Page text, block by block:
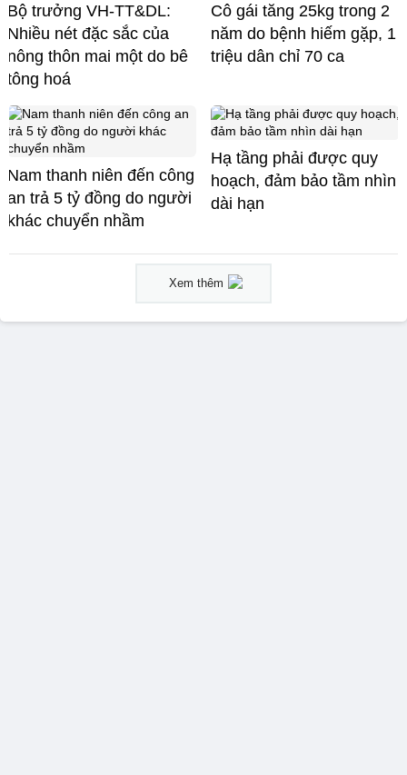
Bộ trưởng VH-TT&DL:
Nhiều nét đặc sắc của
nông thôn mai một do bê
tông hoá
Cô gái tăng 25kg trong 2
năm do bệnh hiếm gặp, 1
triệu dân chỉ 70 ca
Nam thanh niên đến công
an trả 5 tỷ đồng do người
khác chuyển nhầm
Hạ tầng phải được quy
hoạch, đảm bảo tầm nhìn
dài hạn
Xem thêm